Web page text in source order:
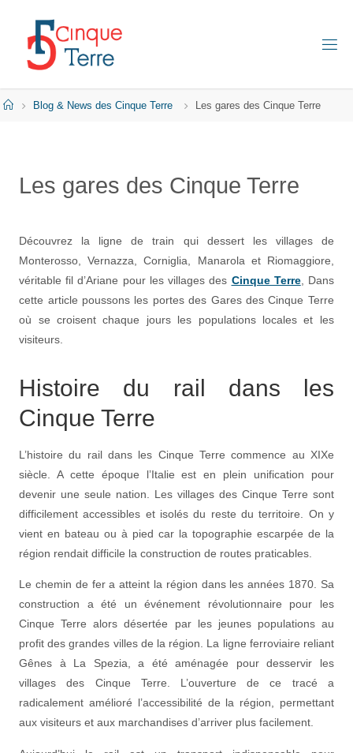
content
Q
R E
A
LI
E
HomeBlog & News des Cinque Terre Les gares des Cinque Terre
Les gares des Cinque Terre
Découvrez la ligne de train qui dessert les villages de
Monterosso, Vernazza, Corniglia, Manarola et Riomaggiore,
véritable fil d’Ariane pour les villages des Cinque Terre, Dans
cette article poussons les portes des Gares des Cinque Terre
où se croisent chaque jours les populations locales et les
visiteurs.
Histoire du rail dans les
Cinque Terre
L’histoire du rail dans les Cinque Terre commence au XIXe
siècle. A cette époque l’Italie est en plein unification pour
devenir une seule nation. Les villages des Cinque Terre sont
difficilement accessibles et isolés du reste du territoire. On y
vient en bateau ou à pied car la topographie escarpée de la
région rendait difficile la construction de routes praticables.
Le chemin de fer a atteint la région dans les années 1870. Sa
construction a été un événement révolutionnaire pour les
Cinque Terre alors désertée par les jeunes populations au
profit des grandes villes de la région. La ligne ferroviaire reliant
Gênes à La Spezia, a été aménagée pour desservir les
villages des Cinque Terre. L’ouverture de ce tracé a
radicalement amélioré l’accessibilité de la région, permettant
aux visiteurs et aux marchandises d’arriver plus facilement.